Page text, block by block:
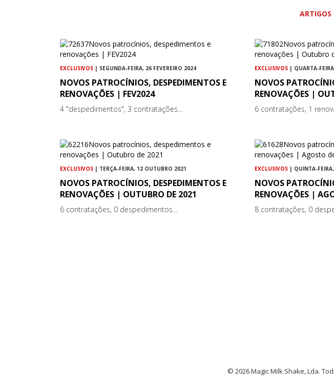
ARTIGOS
EXCLUSIVOS | SEGUNDA-FEIRA, 26 FEVEREIRO 2024
NOVOS PATROCÍNIOS, DESPEDIMENTOS E
RENOVAÇÕES | FEV2024
4 "despedimentos", 3 contratações...
EXCLUSIVOS | QUARTA-
NOVOS
RENOVAÇÕES |
6 contratações, 1
EXCLUSIVOS | TERÇA-FEIRA, 12 OUTUBRO 2021
NOVOS PATROCÍNIOS, DESPEDIMENTOS E
RENOVAÇÕES | OUTUBRO DE 2021
6 contratações, 0 despedimentos...
EXCLUSIVOS | QUINTA-
NOVOS
RENOVAÇÕES |
8 contratações, 0
© 2026 Magic Milk Shake, Lda.